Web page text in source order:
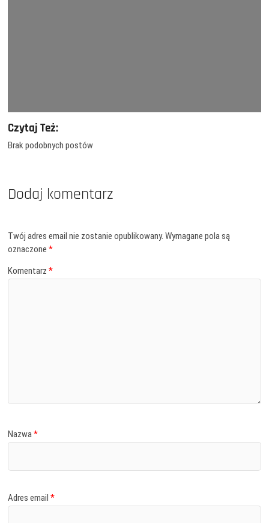
Czytaj Też:
Brak podobnych postów
Dodaj komentarz
Twój adres email nie zostanie opublikowany. Wymagane pola są
oznaczone*
Komentarz*
Nazwa*
Adres email*